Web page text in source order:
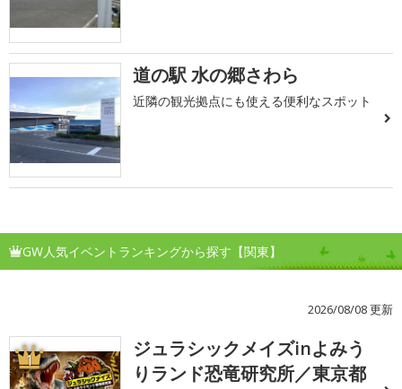
道の駅 水の郷さわら
近隣の観光拠点にも使える便利なスポット
GW人気イベントランキングから探す【関東】
2026/08/08 更新
1
ジュラシックメイズinよみう
りランド恐竜研究所／東京都